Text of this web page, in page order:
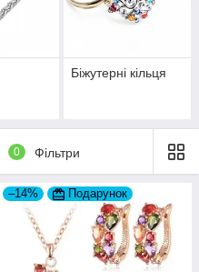
Біжутерні кільця
0 Фільтри
–14% Подарунок